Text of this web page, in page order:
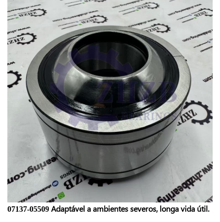
07137-05509 Adaptável a ambientes severos, longa vida útil.